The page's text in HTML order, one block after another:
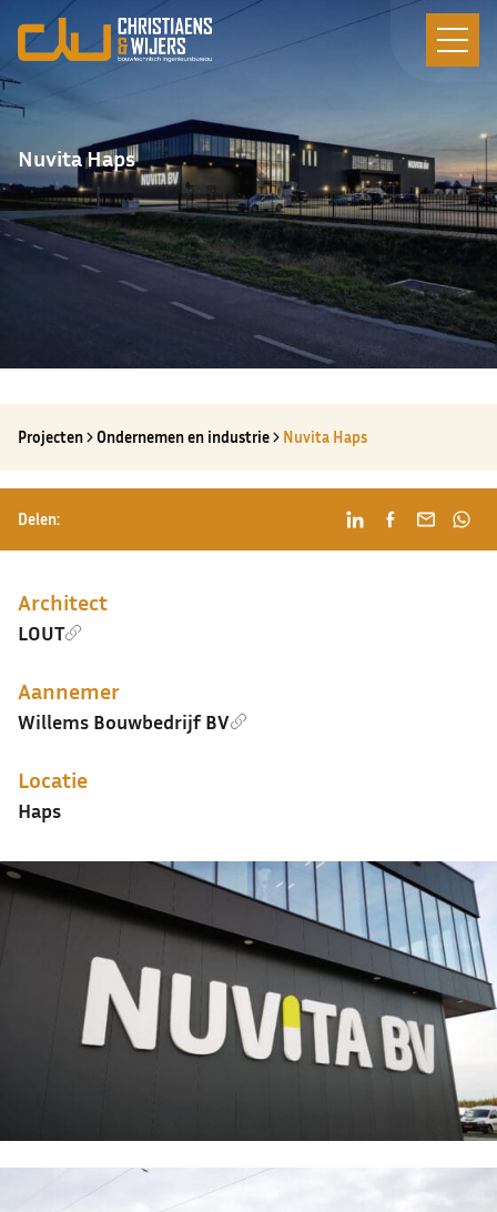
Nuvita Haps
Projecten Ondernemen en industrie Nuvita Haps
Delen:
Architect
LOUT
Aannemer
Willems Bouwbedrijf BV
Locatie
Haps